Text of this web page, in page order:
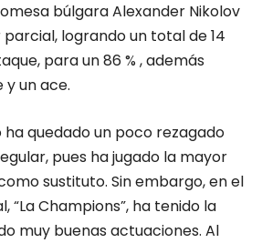
búlgara Alexander Nikolov
logrando un total de 14
para un 86 % , además
y un ace.
ha quedado un poco rezagado
pues ha jugado la mayor
sustituto. Sin embargo, en el
Champions”, ha tenido la
muy buenas actuaciones. Al